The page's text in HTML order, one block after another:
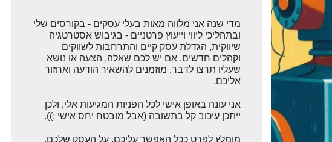
מדי שנה אני מלווה מאות בעלי עסקים - בקורסים שלי
ובתהליכי ליווי וייעוץ פרטניים - בגיבוש אסטרטגיה
שיווקית, הגדלת עסק קיים והתרחבות לשווקים
וקהלים חדשים. אם יש לכם שאלה, הצעה או נושא
שעליו תרצו לדבר, מוזמנים להשאיר הודעה ואחזור
אליכם.
אני עונה באופן אישי לכל הפניות המגיעות אלי, ולכן
ייתכן עיכוב קל בתשובה (אבל מובטח יחס אישי :)).
מומלץ לפרט ככל האפשר עליכם, על העסק שלכם,